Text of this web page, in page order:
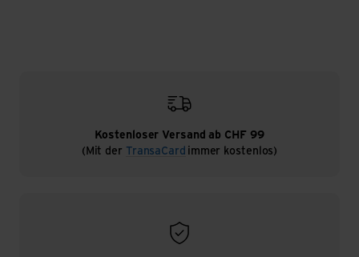
Spielen 1972 in Sapporo waren es schon 22
1986 erfolgte dann die Expansion des Unternehmens
und Schutz vor den Elementen bietet. 1994 erfolgte
eine weitere Diversifizierung, mit Running- und
Kostenloser Versand ab CHF 99
(Mit der TransaCard immer kostenlos)